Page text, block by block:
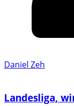
Daniel Zeh
Landesliga,